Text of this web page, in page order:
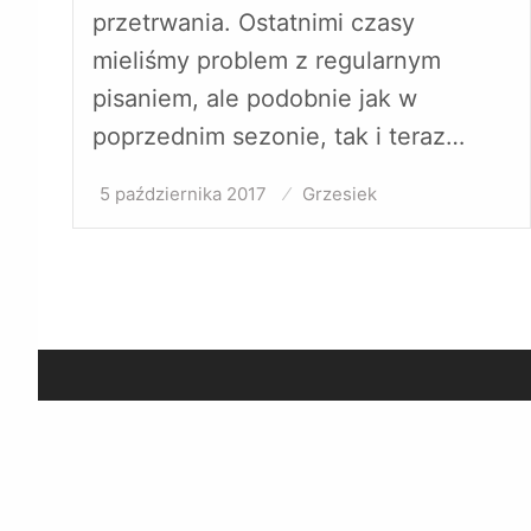
przetrwania. Ostatnimi czasy
mieliśmy problem z regularnym
pisaniem, ale podobnie jak w
poprzednim sezonie, tak i teraz…
Opublikowane
5 października 2017 Grzesiek